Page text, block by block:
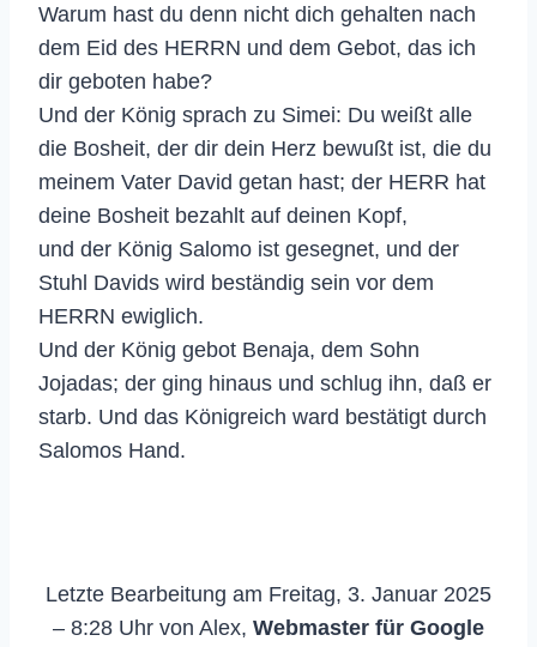
Warum hast du denn nicht dich gehalten nach
dem Eid des HERRN und dem Gebot, das ich
dir geboten habe?
Und der König sprach zu Simei: Du weißt alle
die Bosheit, der dir dein Herz bewußt ist, die du
meinem Vater David getan hast; der HERR hat
deine Bosheit bezahlt auf deinen Kopf,
und der König Salomo ist gesegnet, und der
Stuhl Davids wird beständig sein vor dem
HERRN ewiglich.
Und der König gebot Benaja, dem Sohn
Jojadas; der ging hinaus und schlug ihn, daß er
starb. Und das Königreich ward bestätigt durch
Salomos Hand.
Letzte Bearbeitung am Freitag, 3. Januar 2025
– 8:28 Uhr von Alex, Webmaster für Google